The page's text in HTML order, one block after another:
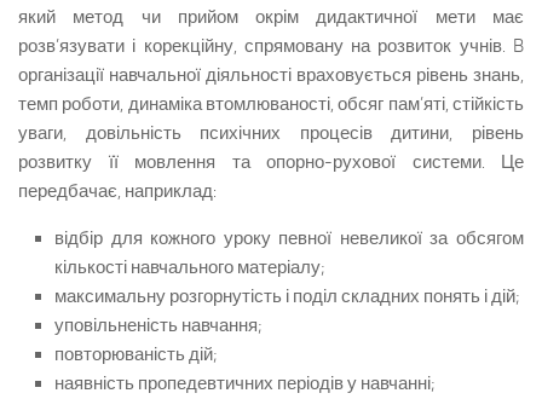
який метод чи прийом окрім дидактичної мети має
розв’язувати і корекційну, спрямовану на розвиток учнів. B
організації навчальної діяльності враховується рівень знань,
темп роботи, динаміка втомлюваності, обсяг пам’яті, стійкість
уваги, довільність психічних процесів дитини, рівень
розвитку її мовлення та опорно-рухової системи. Це
передбачає, наприклад:
відбір для кожного уроку певної невеликої за обсягом
кількості навчального матеріалу;
максимальну розгорнутість і поділ складних понять і дій;
уповільненість навчання;
повторюваність дій;
наявність пропедевтичних періодів у навчанні;